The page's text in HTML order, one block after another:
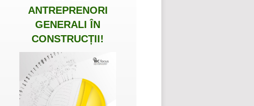
ANTREPRENORI
GENERALI ÎN
CONSTRUCȚII!